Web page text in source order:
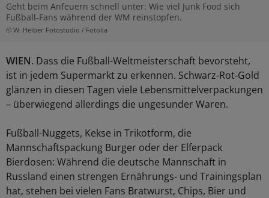
Geht beim Anfeuern schnell unter: Wie viel Junk Food sich
Fußball-Fans während der WM reinstopfen.
© W. Heiber Fotostudio / Fotolia
WIEN. Dass die Fußball-Weltmeisterschaft bevorsteht,
ist in jedem Supermarkt zu erkennen. Schwarz-Rot-Gold
glänzen in diesen Tagen viele Lebensmittelverpackungen
– überwiegend allerdings die ungesunder Waren.
Fußball-Nuggets, Kekse in Trikotform, die
Mannschaftspackung Burger oder der Elferpack
Bierdosen: Während die deutsche Mannschaft in
Russland einen strengen Ernährungs- und Trainingsplan
hat, stehen bei vielen Fans Bratwurst, Chips, Bier und